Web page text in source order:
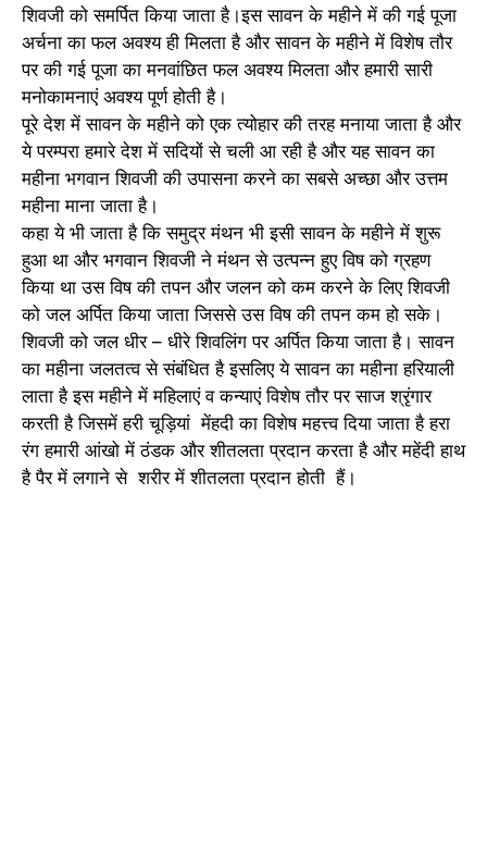
शिवजी को समर्पित किया जाता है।इस सावन के महीने में की गई पूजा
अर्चना का फल अवश्य ही मिलता है और सावन के महीने में विशेष तौर
पर की गई पूजा का मनवांछित फल अवश्य मिलता और हमारी सारी
मनोकामनाएं अवश्य पूर्ण होती है।
पूरे देश में सावन के महीने को एक त्योहार की तरह मनाया जाता है और
ये परम्परा हमारे देश में सदियों से चली आ रही है और यह सावन का
महीना भगवान शिवजी की उपासना करने का सबसे अच्छा और उत्तम
महीना माना जाता है।
कहा ये भी जाता है कि समुद्र मंथन भी इसी सावन के महीने में शुरू
हुआ था और भगवान शिवजी ने मंथन से उत्पन्न हुए विष को ग्रहण
किया था उस विष की तपन और जलन को कम करने के लिए शिवजी
को जल अर्पित किया जाता जिससे उस विष की तपन कम हो सके।
शिवजी को जल धीर – धीरे शिवलिंग पर अर्पित किया जाता है। सावन
का महीना जलतत्व से संबंधित है इसलिए ये सावन का महीना हरियाली
लाता है इस महीने में महिलाएं व कन्याएं विशेष तौर पर साज श्रृंगार
करती है जिसमें हरी चूड़ियां मेंहदी का विशेष महत्त्व दिया जाता है हरा
रंग हमारी आंखो में ठंडक और शीतलता प्रदान करता है और महेंदी हाथ
है पैर में लगाने से शरीर में शीतलता प्रदान होती हैं।